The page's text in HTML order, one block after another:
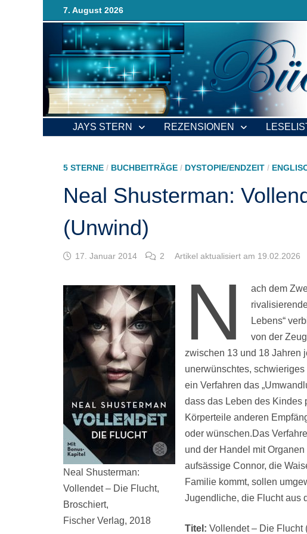
Zurück
zum
7. August 2026
JAYS STERN REZENSIONEN
5 STERNE / BUCHBEITRÄGE / DYSTOPIE/ENDZEIT /
Neal Shusterman:
(Unwind)
17. Januar 2014 2 Artikel aktualisiert am 19.02.2026
Neal Shusterman:
Vollendet – Die Flucht,
Broschiert,
Fischer Verlag, 2018
N
ach dem
Lebens“
von der
zwischen 13 und 18 Jahren
unerwünschtes,
ein Verfahren das
dass das Leben des Kindes
Körperteile anderen
oder wünschen.Das
und der Handel mit
aufsässige Connor, die
Familie kommt, sollen
Jugendliche, die Flucht aus
Titel:Vollendet – Die Flucht